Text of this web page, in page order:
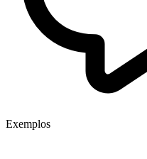
Exemplos